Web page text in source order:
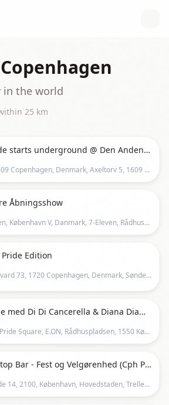
Copenhagen
in the world
25 km
MIAW - Pride starts underground @ Den Anden Side Saturday, August 8 │ Normal Selection │ Techno, T
Axeltorv 5, 1609 Copenhagen, Denmark, Axeltorv 5, 1609 København V, Danmark, Copenhagen
Åbningsshow
Rådhuspladsen, København V, Danmark, 7-Eleven, Rådhuspladsen, 1550 København V, Danmark, Copenhagen
Edition
Sønder Boulevard 73, 1720 Copenhagen, Denmark, Sønder Boulevard 73, 1720 København V, Danmark, Copenhagen
Familiepride med Di Di Cancerella & Diana Diamond
Copenhagen Pride Square, E.ON, Rådhuspladsen, 1550 København V, Danmark, Copenhagen
Friday Rooftop Bar - Fest og Velgørenhed (Cph Pride)
Trelleborggade 14, 2100, København, Hovedstaden, Trelleborggade 14, 2150 Nordhavn, Danmark, Copenhagen